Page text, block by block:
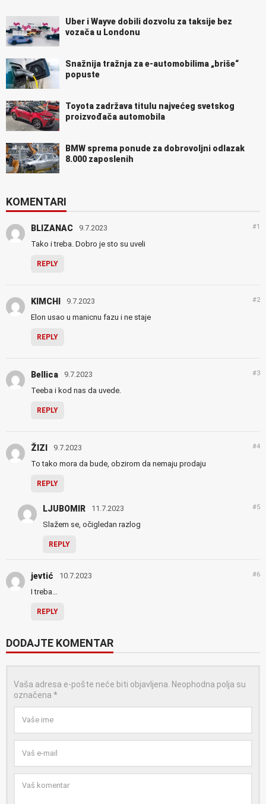
Uber i Wayve dobili dozvolu za taksije bez
vozača u Londonu
Snažnija tražnja za e-automobilima „briše“
popuste
Toyota zadržava titulu najvećeg svetskog
proizvođača automobila
BMW sprema ponude za dobrovoljni odlazak
8.000 zaposlenih
KOMENTARI
BLIZANAC 9.7.2023 #1
Tako i treba. Dobro je sto su uveli
REPLY
KIMCHI 9.7.2023 #2
Elon usao u manicnu fazu i ne staje
REPLY
Bellica 9.7.2023 #3
Teeba i kod nas da uvede.
REPLY
ŽIZI 9.7.2023 #4
To tako mora da bude, obzirom da nemaju prodaju
REPLY
LJUBOMIR 11.7.2023 #5
Slažem se, očigledan razlog
REPLY
jevtić 10.7.2023 #6
I treba…
REPLY
DODAJTE KOMENTAR
Vaša adresa e-pošte neće biti objavljena. Neophodna polja su
označena *